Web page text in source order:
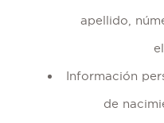
apellido,
Información
de